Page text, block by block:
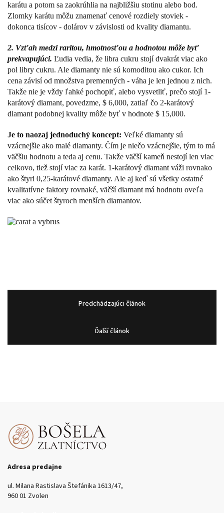
karátu a potom sa zaokrúhlia na najbližšiu stotinu alebo bod.
Zlomky karátu môžu znamenať cenové rozdiely stoviek -
dokonca tisícov - dolárov v závislosti od kvality diamantu.
2. Vzťah medzi raritou, hmotnosťou a hodnotou môže byť
prekvapujúci. Ľudia vedia, že libra cukru stojí dvakrát viac ako
pol libry cukru. Ale diamanty nie sú komoditou ako cukor. Ich
cena závisí od množstva premenných - váha je len jednou z nich.
Takže nie je vždy ľahké pochopiť, alebo vysvetliť, prečo stojí 1-
karátový diamant, povedzme, $ 6,000, zatiaľ čo 2-karátový
diamant podobnej kvality môže byť v hodnote $ 15,000.
Je to naozaj jednoduchý koncept: Veľké diamanty sú
vzácnejšie ako malé diamanty. Čím je niečo vzácnejšie, tým to má
väčšiu hodnotu a teda aj cenu. Takže väčší kameň nestojí len viac
celkovo, tiež stojí viac za karát. 1-karátový diamant váži rovnako
ako štyri 0,25-karátové diamanty. Ale aj keď sú všetky ostatné
kvalitatívne faktory rovnaké, väčší diamant má hodnotu oveľa
viac ako súčet štyroch menších diamantov.
Predchádzajúci článok
Ďalší článok
Adresa predajne
ul. Milana Rastislava Štefánika 1613/47,
960 01 Zvolen